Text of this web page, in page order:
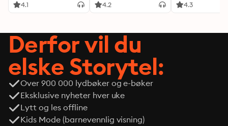
4.1 4.2 4.3
Derfor vil du
elske Storytel:
Over 900 000 lydbøker og e-bøker
Eksklusive nyheter hver uke
Lytt og les offline
Kids Mode (barnevennlig visning)